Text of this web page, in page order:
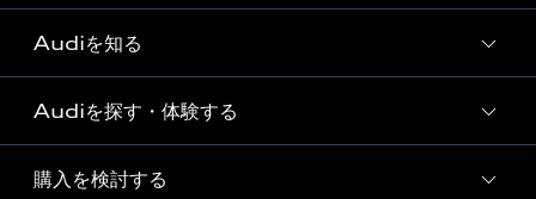
Audiを知る
Audi ブランド
Story of Progress
Audiを探す・体験する
ディーラー検索
購入を検討する